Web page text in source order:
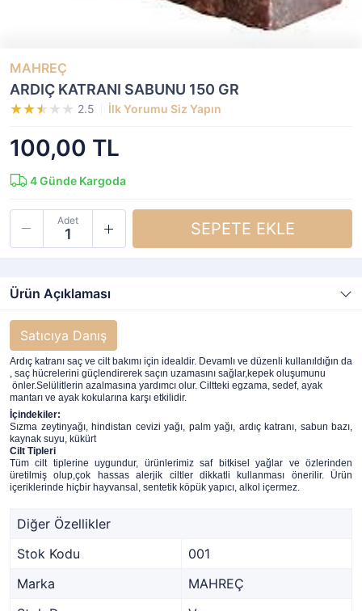
MAHREÇ
ARDIÇ KATRANI SABUNU 150 GR
2.5 İlk Yorumu Siz Yapın
100,00 TL
4Günde Kargoda
Adet
Ürün Açıklaması
Satıcıya Danış
Ardıç katranı saç ve cilt bakımı için idealdir. Devamlı ve düzenli kullanıldığın da
, saç hücrelerini güçlendirerek saçın uzamasını sağlar,kepek oluşumunu
önler.Selülitlerin azalmasına yardımcı olur. Ciltteki egzama, sedef, ayak
mantarı ve ayak kokularına karşı etkilidir.
İçindekiler:
Sızma zeytinyağı, hindistan cevizi yağı, palm yağı, ardıç katranı, sabun bazı,
kaynak suyu, kükürt
Cilt Tipleri
Tüm cilt tiplerine uygundur, ürünlerimiz saf bitkisel yağlar ve özlerinden
üretilmiş olup,çok hassas alerjik ciltler dikkatli kullanması önerilir. Ürün
içeriklerinde hiçbir hayvansal, sentetik köpük yapıcı, alkol içermez.
Diğer Özellikler
Stok Kodu
001
Marka
MAHREÇ